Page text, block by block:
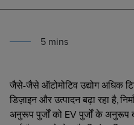
5 mins
जैसे-जैसे ऑटोमोटिव उद्योग अधिक
डिज़ाइन और उत्पादन बढ़ा रहा है,
अनुरूप पुर्जों को EV पुर्जों के अनुरूप